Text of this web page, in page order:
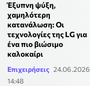
Έξυπνη ψύξη,
χαμηλότερη
κατανάλωση: Οι
τεχνολογίες της LG για
ένα πιο βιώσιμο
καλοκαίρι
Επιχειρήσεις 24.06.2026
14:48